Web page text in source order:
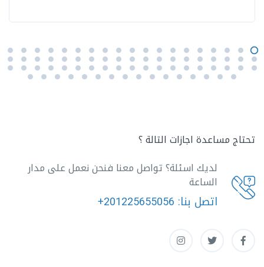
تحتاج مساعدة اجازات التالة ؟
لديك اسئلة؟ تواصل معنا فنحن نعمل على مدار
الساعة
اتصل بنا: +201225655056